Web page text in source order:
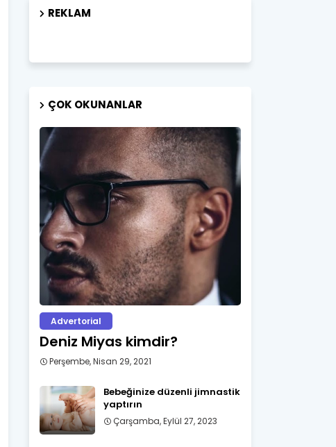
REKLAM
ÇOK OKUNANLAR
Advertorial
Deniz Miyas kimdir?
Perşembe, Nisan 29, 2021
Bebeğinize düzenli jimnastik
yaptırın
Çarşamba, Eylül 27, 2023